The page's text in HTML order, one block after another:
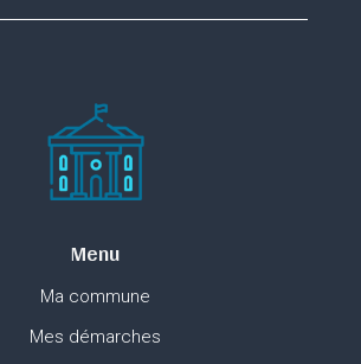
Menu
Ma commune
Mes démarches